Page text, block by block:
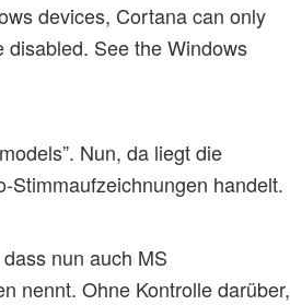
devices, Cortana can only
See the Windows
Nun, da liegt die
Stimmaufzeichnungen handelt.
nun auch MS
nennt. Ohne Kontrolle darüber,